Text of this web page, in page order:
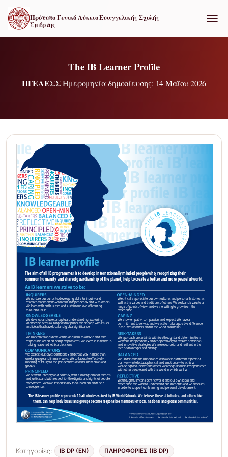
Πρότυπο Γενικό Λύκειο Ευαγγελικής Σχολής
Σμύρνης
The IB Learner Profile
ΠΓΕΛΕΣΣΗμερομηνία δημοσίευσης: 14 Μαΐου 2026
Κατηγορίες: IB DP (EN) ΠΛΗΡΟΦΟΡΊΕΣ (IB DP)